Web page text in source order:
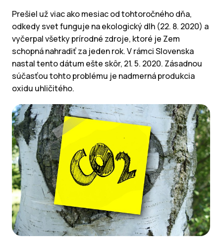
Prešiel už viac ako mesiac od tohtoročného dňa,
odkedy svet funguje na ekologický dlh (22. 8. 2020) a
vyčerpal všetky prírodné zdroje, ktoré je Zem
schopná nahradiť za jeden rok. V rámci Slovenska
nastal tento dátum ešte skôr, 21. 5. 2020. Zásadnou
súčasťou tohto problému je nadmerná produkcia
oxidu uhličitého.